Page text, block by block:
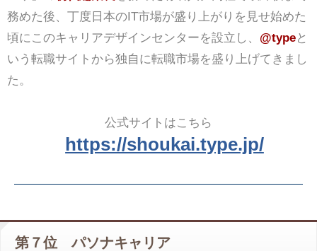
務めた後、丁度日本のIT市場が盛り上がりを見せ始めた
頃にこのキャリアデザインセンターを設立し、 @typeと
いう転職サイトから独自に転職市場を盛り上げてきまし
た。
公式サイトはこちら
https://shoukai.type.jp/
第７位 パソナキャリア